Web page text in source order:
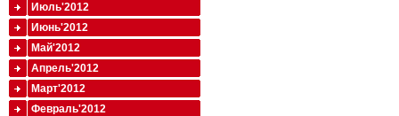
Июль'2012
Июнь'2012
Май'2012
Апрель'2012
Март'2012
Февраль'2012